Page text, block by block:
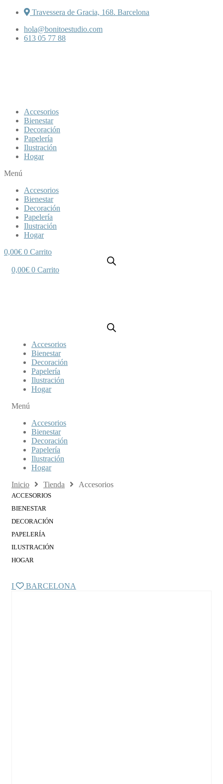
Travessera de Gracia, 168. Barcelona
hola@bonitoestudio.com
613 05 77 88
Accesorios
Bienestar
Decoración
Papelería
Ilustración
Hogar
Menú
Accesorios
Bienestar
Decoración
Papelería
Ilustración
Hogar
0,00€ 0 Carrito
0,00€ 0 Carrito
Accesorios
Bienestar
Decoración
Papelería
Ilustración
Hogar
Menú
Accesorios
Bienestar
Decoración
Papelería
Ilustración
Hogar
Inicio
Tienda Accesorios
ACCESORIOS
BIENESTAR
DECORACIÓN
PAPELERÍA
ILUSTRACIÓN
HOGAR
I BARCELONA